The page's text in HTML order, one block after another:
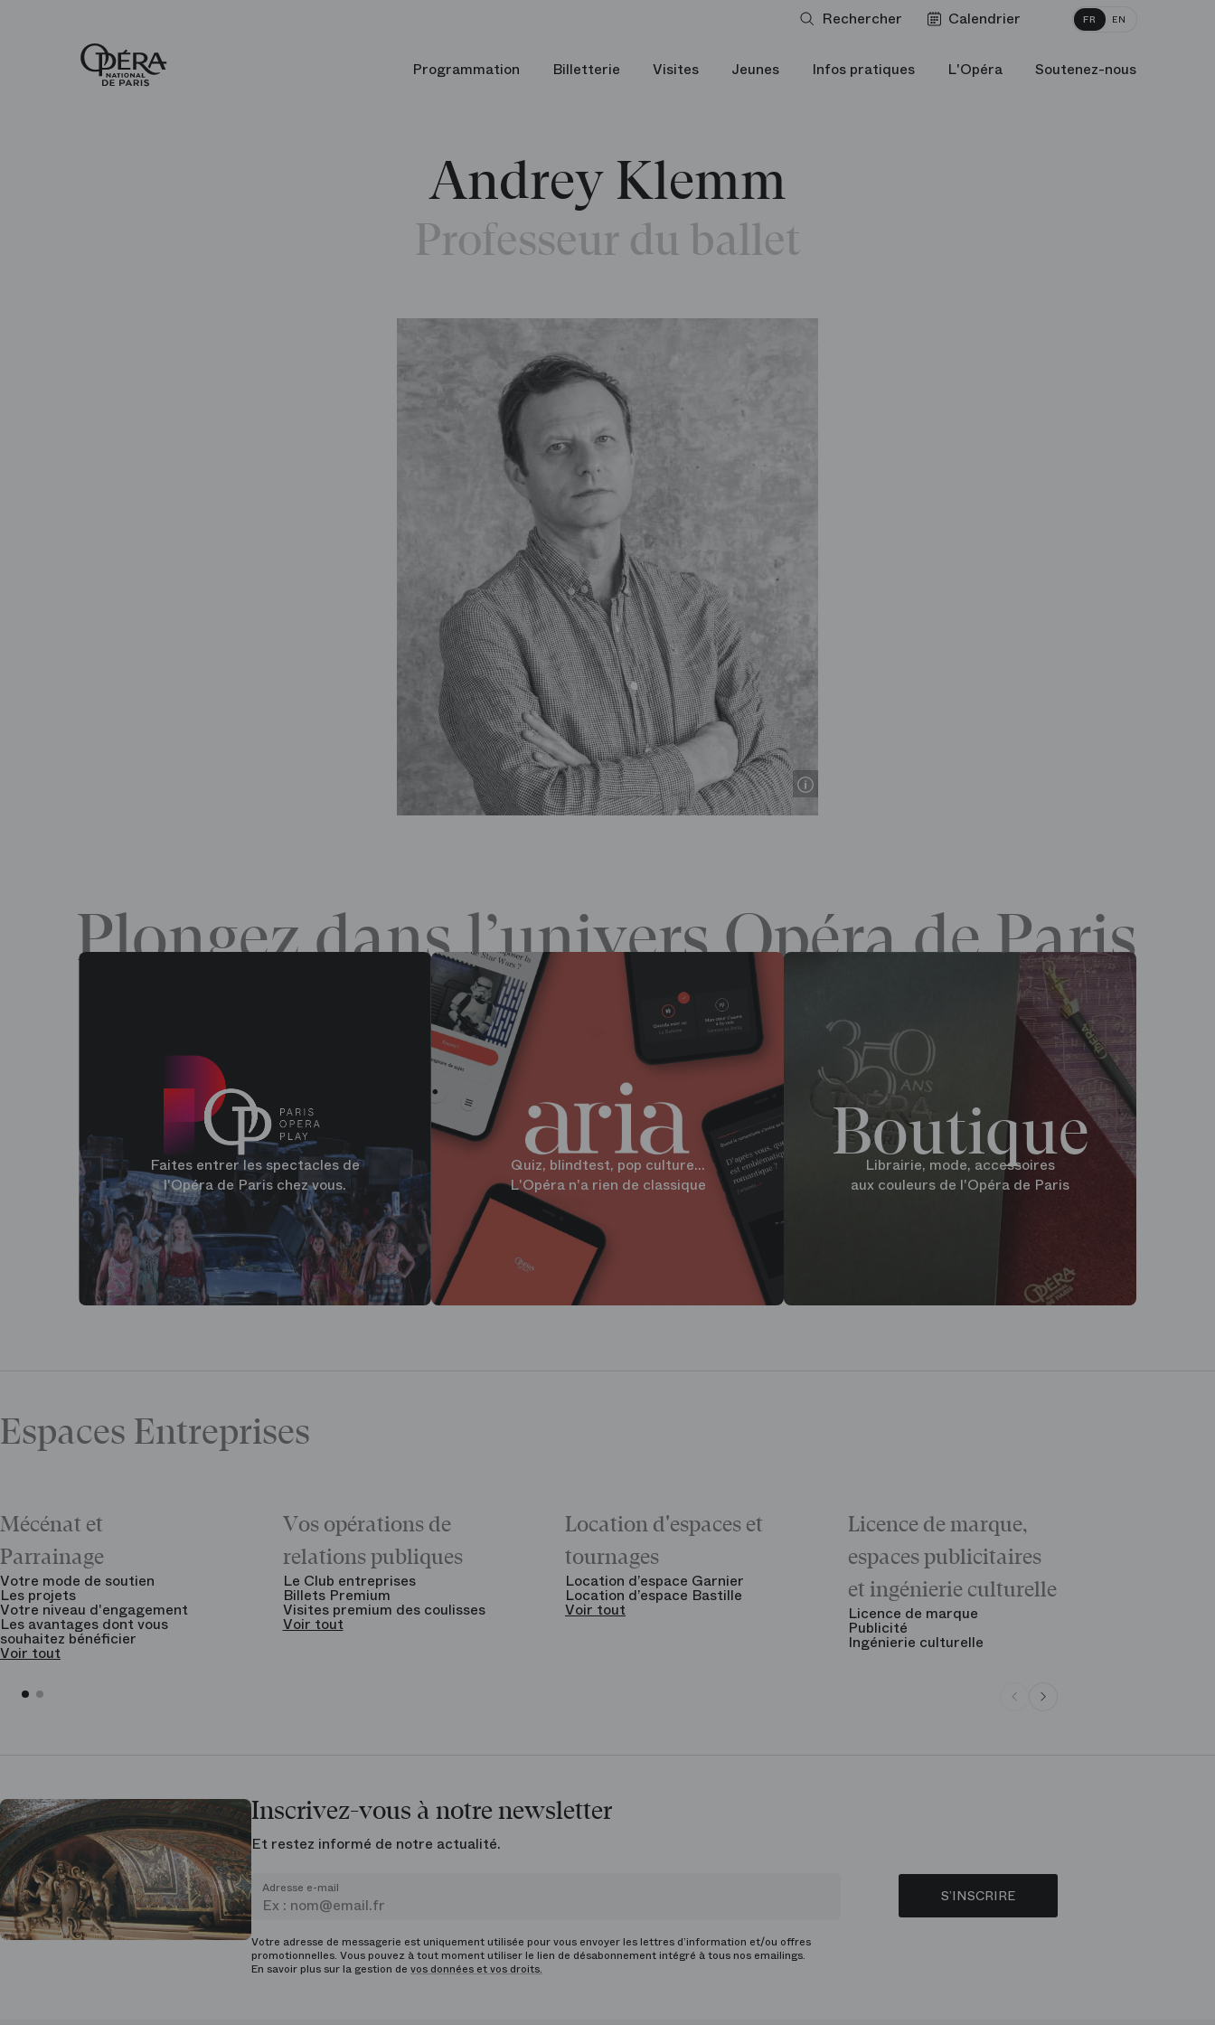
Rechercher Calendrier FR EN
Accueil
-
Opéra
national
Programmation Billetterie Visites Jeunes Infos pratiques L'Opéra Soutenez-nous
Andrey Klemm
Professeur du ballet
Plongez dans l’univers Opéra de Paris
Faites entrer les spectacles de
l'Opéra de Paris chez vous.
Quiz, blindtest, pop culture...
L'Opéra n'a rien de classique
Boutique
Librairie, mode, accessoires
aux couleurs de l'Opéra de Paris
Espaces Entreprises
Mécénat et
Parrainage
Votre mode de soutien
Les projets
Votre niveau d'engagement
Les avantages dont vous
souhaitez bénéficier
Voir tout
Vos opérations de
relations publiques
Le Club entreprises
Billets Premium
Visites premium des coulisses
Voir tout
Location d'espaces et
tournages
Location d’espace Garnier
Location d’espace Bastille
Voir tout
Licence de marque,
espaces publicitaires
et ingénierie culturelle
Licence de marque
Publicité
Ingénierie culturelle
Inscrivez-vous à notre newsletter
Et restez informé de notre actualité.
Adresse e-mail
Votre adresse de messagerie est uniquement utilisée pour vous envoyer les lettres d’information et/ou offres
promotionnelles. Vous pouvez à tout moment utiliser le lien de désabonnement intégré à tous nos emailings.
En savoir plus sur la gestion de vos données et vos droits.
S’INSCRIRE